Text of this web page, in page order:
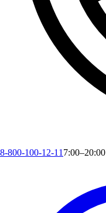
8-800-100-12-11 7:00–20:00